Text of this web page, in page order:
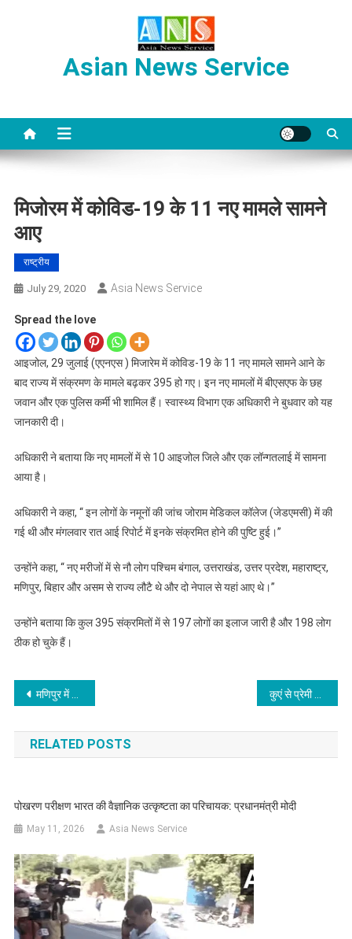
Asian News Service
मिजोरम में कोविड-19 के 11 नए मामले सामने
आए
राष्ट्रीय
July 29, 2020 Asia News Service
Spread the love
आइजोल, 29 जुलाई (एएनएस ) मिजारेम में कोविड-19 के 11 नए मामले सामने आने के
बाद राज्य में संक्रमण के मामले बढ़कर 395 हो गए। इन नए मामलों में बीएसएफ के छह
जवान और एक पुलिस कर्मी भी शामिल हैं। स्वास्थ्य विभाग एक अधिकारी ने बुधवार को यह
जानकारी दी।
अधिकारी ने बताया कि नए मामलों में से 10 आइजोल जिले और एक लॉन्गतलाई में सामना
आया है।
अधिकारी ने कहा, ‘‘ इन लोगों के नमूनों की जांच जोराम मेडिकल कॉलेज (जेडएमसी) में की
गई थी और मंगलवार रात आई रिपोर्ट में इनके संक्रमित होने की पुष्टि हुई।’’
उन्होंने कहा, ‘‘ नए मरीजों में से नौ लोग पश्चिम बंगाल, उत्तराखंड, उत्तर प्रदेश, महाराष्ट्र,
मणिपुर, बिहार और असम से राज्य लौटै थे और दो नेपाल से यहां आए थे।’’
उन्होंने बताया कि कुल 395 संक्रमितों में से 197 लोगों का इलाज जारी है और 198 लोग
ठीक हो चुके हैं।
Post
navigation
मणिपुर में कोविड-19 से पहली मौत
RELATED POSTS
पोखरण परीक्षण भारत की वैज्ञानिक उत्कृष्टता का परिचायक: प्रधानमंत्री मोदी
May 11, 2026 Asia News Service